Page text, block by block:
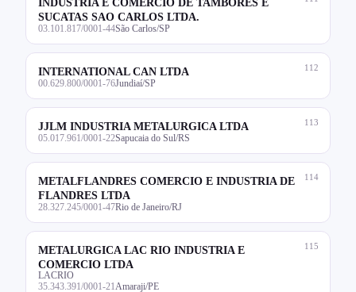
SUCATAS SAO CARLOS LTDA.
03.101.817/0001-44São Carlos/SP
112
INTERNATIONAL CAN LTDA
00.629.800/0001-76Jundiaí/SP
113
JJLM INDUSTRIA METALURGICA LTDA
05.017.961/0001-22Sapucaia do Sul/RS
114
METALFLANDRES COMERCIO E INDUSTRIA DE
FLANDRES LTDA
28.327.245/0001-47Rio de Janeiro/RJ
115
METALURGICA LAC RIO INDUSTRIA E
COMERCIO LTDA
LACRIO
35.343.391/0001-21 Amaraji/PE